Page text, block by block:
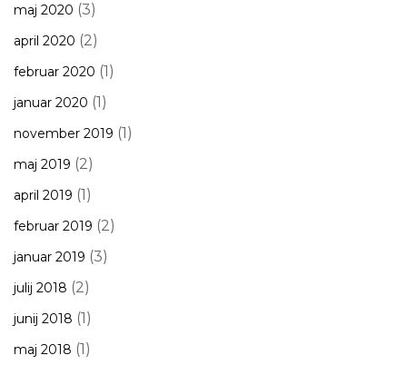
maj 2020 (3)
april 2020 (2)
februar 2020 (1)
januar 2020 (1)
november 2019 (1)
maj 2019 (2)
april 2019 (1)
februar 2019 (2)
januar 2019 (3)
julij 2018 (2)
junij 2018 (1)
maj 2018 (1)